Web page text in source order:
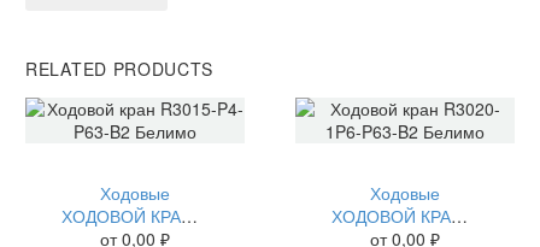
RELATED PRODUCTS
Ходовые
ХОДОВОЙ КРАН R3015-P4-P63-B2 БЕЛИМО
от0,00 ₽
Ходовые
ХОДОВОЙ КРАН R3020-1P6-P63-B2 БЕЛИМО
от0,00 ₽